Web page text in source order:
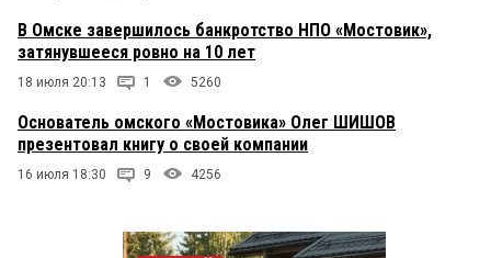
В Омске завершилось банкротство НПО «Мостовик»,
затянувшееся ровно на 10 лет
18 июля 20:13 1 5260
Основатель омского «Мостовика» Олег ШИШОВ
презентовал книгу о своей компании
16 июля 18:30 9 4256